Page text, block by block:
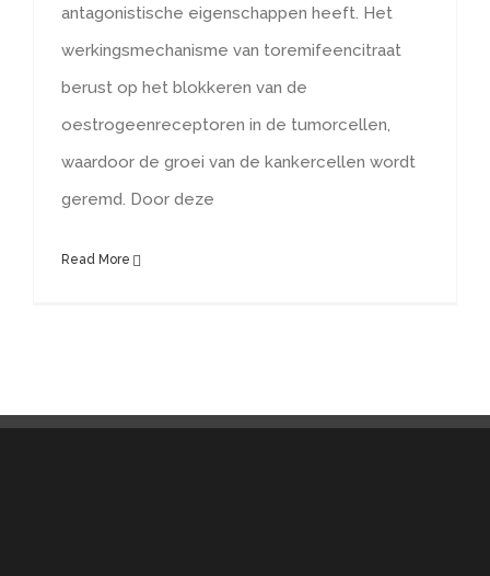
antagonistische eigenschappen heeft. Het
werkingsmechanisme van toremifeencitraat
berust op het blokkeren van de
oestrogeenreceptoren in de tumorcellen,
waardoor de groei van de kankercellen wordt
geremd. Door deze
Read More